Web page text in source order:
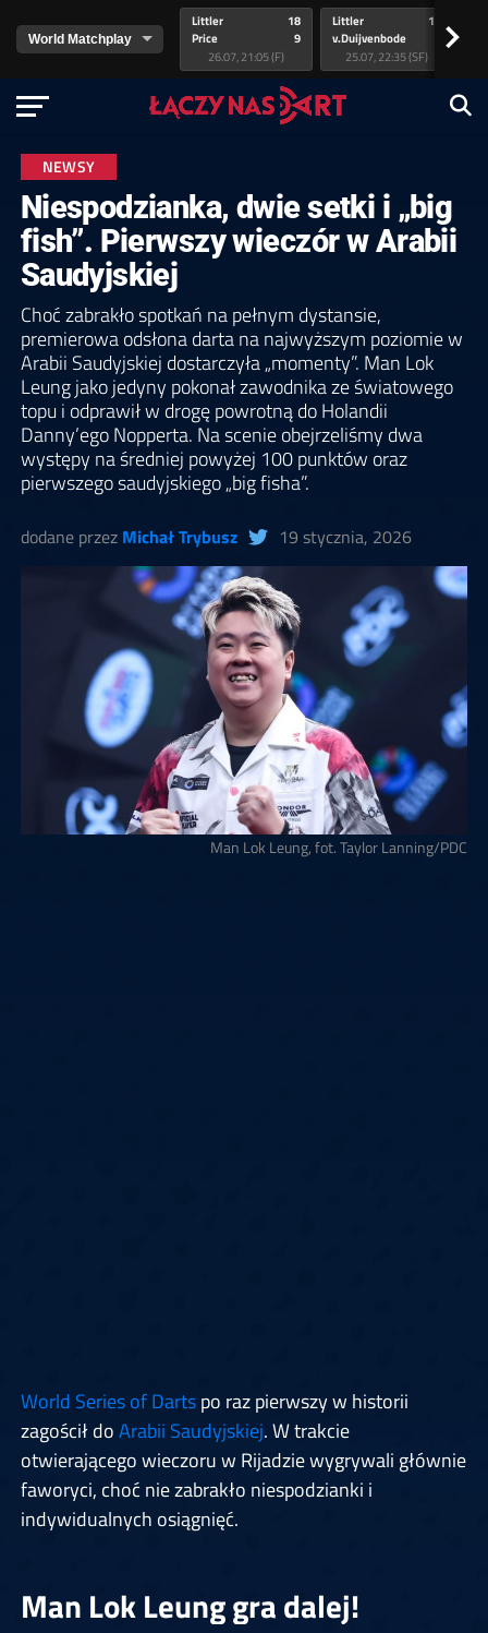
Littler
Price
18
9
26.07, 21:05 (F)
Littler
v.Duijvenbode
17
25.07, 22:35 (SF)
>
NEWSY
Niespodzianka, dwie setki i „big
fish”. Pierwszy wieczór w Arabii
Saudyjskiej
Choć zabrakło spotkań na pełnym dystansie,
premierowa odsłona darta na najwyższym poziomie w
Arabii Saudyjskiej dostarczyła „momenty”. Man Lok
Leung jako jedyny pokonał zawodnika ze światowego
topu i odprawił w drogę powrotną do Holandii
Danny’ego Nopperta. Na scenie obejrzeliśmy dwa
występy na średniej powyżej 100 punktów oraz
pierwszego saudyjskiego „big fisha”.
dodane przez Michał Trybusz 19 stycznia, 2026
Man Lok Leung, fot. Taylor Lanning/PDC
World Series of Dartspo raz pierwszy w historii
zagościł doArabii Saudyjskiej. W trakcie
otwierającego wieczoru w Rijadzie wygrywali głównie
faworyci, choć nie zabrakło niespodzianki i
indywidualnych osiągnięć.
Man Lok Leung gra dalej!